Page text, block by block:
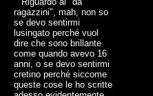
ragazzini", mah, non so
se devo sentirmi
lusingato perché vuol
dire che sono brillante
come quando avevo 16
anni, o se devo sentirmi
cretino perché siccome
queste cose le ho scritte